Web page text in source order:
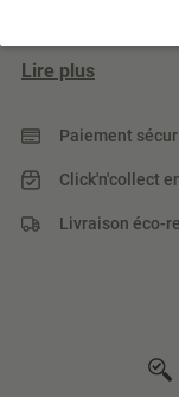
Lire plus
Paiement
Click'n'collect
Livraison éco-